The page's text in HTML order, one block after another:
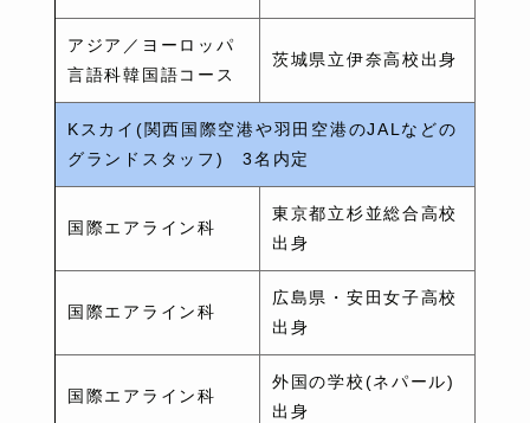
アジア／ヨーロッパ
言語科韓国語コース
茨城県立伊奈高校出身
Kスカイ(関西国際空港や羽田空港のJALなどの
グランドスタッフ) 3名内定
国際エアライン科
東京都立杉並総合高校
出身
国際エアライン科
広島県・安田女子高校
出身
国際エアライン科
外国の学校(ネパール)
出身